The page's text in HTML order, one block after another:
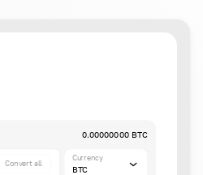
0.00000000 BTC
Convert all
Currency
BTC